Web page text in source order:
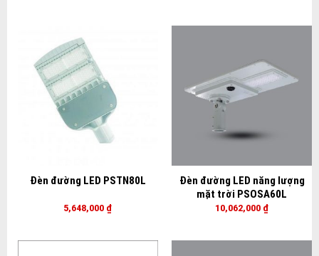
Đèn đường LED PSTN80L
5,648,000 ₫
Đèn đường LED năng lượng
mặt trời PSOSA60L
10,062,000 ₫